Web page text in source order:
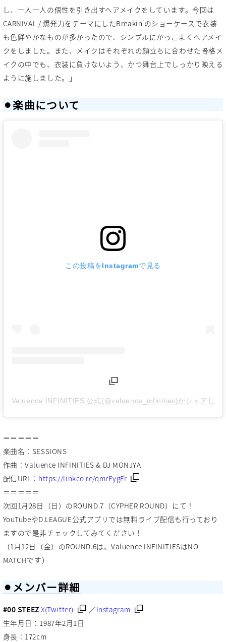
し、一人一人の個性を引き出すヘアメイクをしています。今回は
CARNIVAL / 爆発力をテーマにしたBreakin'のショーケースで衣装
も色鮮やかなものが多かったので、シンプルにかっこよくヘアメイ
クをしました。また、メイクはそれぞれの顔立ちに合わせた骨格メ
イクの中でも、衣装に負けないよう、かつ舞台上でしっかり映える
ように施しました。」
⚫︎楽曲について
この投稿をInstagramで見る
Valuence INFINITIES 公式(@valuence_infinities)がシェアした
＝＝＝＝＝
楽曲名：SESSIONS
作曲：Valuence INFINITIES & DJ MONJYA
配信URL： https://linkco.re/qmrEygFr
＝＝＝＝＝
次回1月28日（日）のROUND.7（CYPHER ROUND）にて！
YouTubeやD.LEAGUE公式アプリでは無料ライブ配信も行っており
ますので是非チェックしてみてください！
（1月12日（金）のROUND.6は、Valuence INFINITIESはNO
MATCHです）
⚫︎メンバー詳細
#00 STEEZX(Twitter) ／Instagram
生年月日：1987年2月1日
身長：172cm